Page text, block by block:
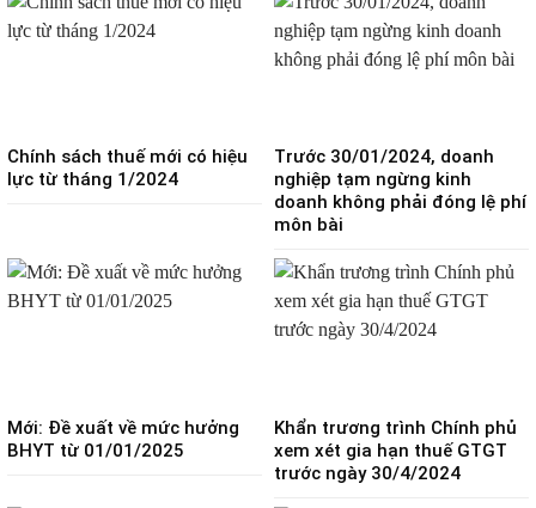
Chính sách thuế mới có hiệu
lực từ tháng 1/2024
Trước 30/01/2024, doanh
nghiệp tạm ngừng kinh
doanh không phải đóng lệ phí
môn bài
Mới: Đề xuất về mức hưởng
BHYT từ 01/01/2025
Khẩn trương trình Chính phủ
xem xét gia hạn thuế GTGT
trước ngày 30/4/2024